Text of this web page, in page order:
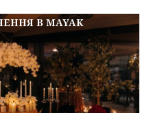
В MAYAK